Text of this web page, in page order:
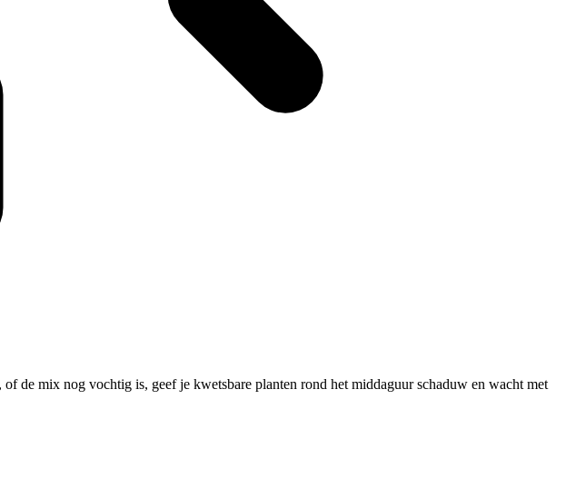
de mix nog vochtig is, geef je kwetsbare planten rond het middaguur schaduw en wacht met